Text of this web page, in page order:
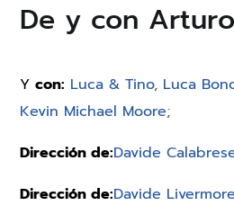
De y con
Ycon: Luca & Tino, Luca
Kevin Michael Moore;
Dirección de:Davide
Dirección de:Davide Livermore